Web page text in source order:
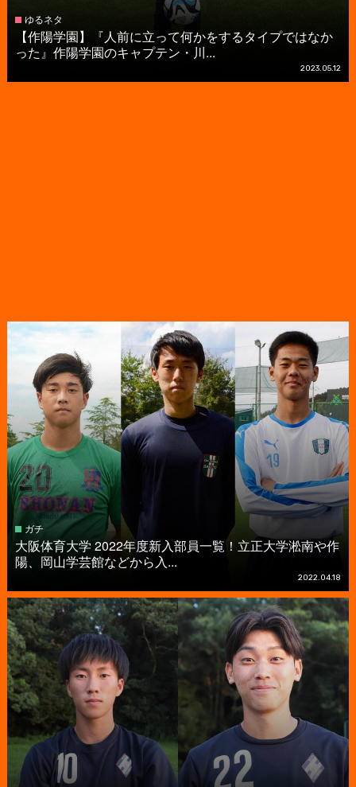
ゆるネタ
【作陽学園】『人前に立って何かをするタイプではなか
った』作陽学園のキャプテン・川...
2023.05.12
ガチ
大阪体育大学 2022年度新入部員一覧！立正大学淞南や作
陽、岡山学芸館などから入...
2022.04.18